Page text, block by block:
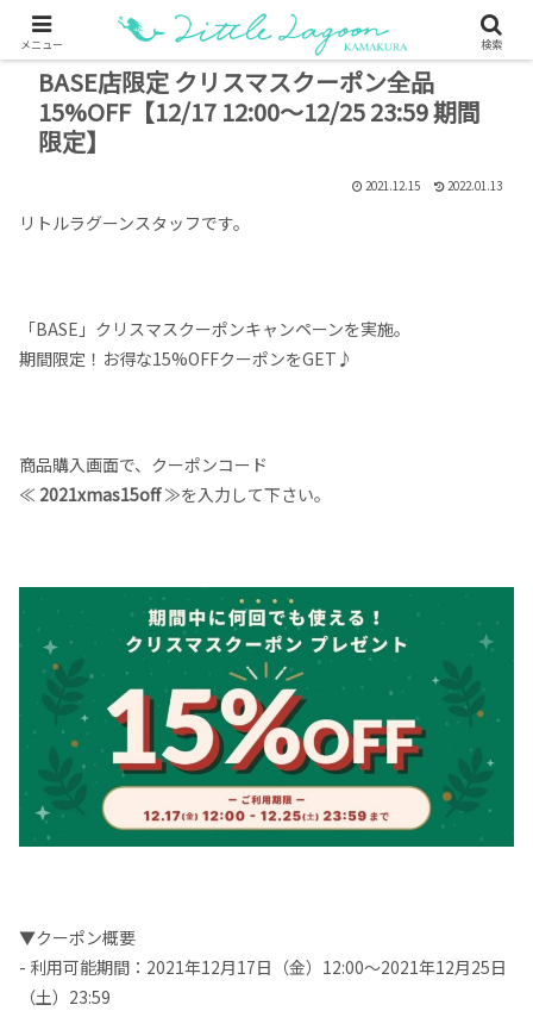
BASE店限定 クリスマスクーポン全品
15%OFF【12/17 12:00～12/25 23:59 期間
限定】
2021.12.15 2022.01.13
リトルラグーンスタッフです。
「BASE」クリスマスクーポンキャンペーンを実施。
期間限定！お得な15%OFFクーポンをGET♪
商品購入画面で、クーポンコード
≪ 2021xmas15off≫を入力して下さい。
▼クーポン概要
- 利用可能期間：2021年12月17日（金）12:00〜2021年12月25日
（土）23:59
メニュー 検索